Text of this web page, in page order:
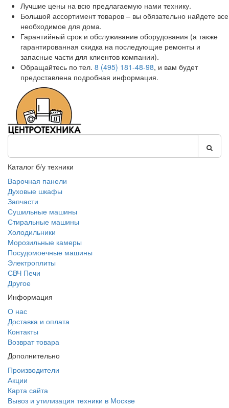
Лучшие цены на всю предлагаемую нами технику.
Большой ассортимент товаров – вы обязательно найдете все
необходимое для дома.
Гарантийный срок и обслуживание оборудования (а также
гарантированная скидка на последующие ремонты и
запасные части для клиентов компании).
Обращайтесь по тел. 8 (495) 181-48-98, и вам будет
предоставлена подробная информация.
Каталог б/у техники
Варочная панели
Духовые шкафы
Запчасти
Сушильные машины
Стиральные машины
Холодильники
Морозильные камеры
Посудомоечные машины
Электроплиты
СВЧ Печи
Другое
Информация
О нас
Доставка и оплата
Контакты
Возврат товара
Дополнительно
Производители
Акции
Карта сайта
Вывоз и утилизация техники в Москве